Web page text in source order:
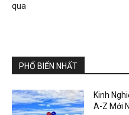
qua
PHỔ BIẾN NHẤT
Kinh
A-Z Mới